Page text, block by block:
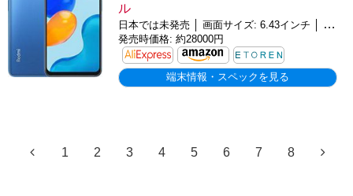
ル
日本では未発売 │ 画面サイズ: 6.43インチ │ バッテリー: 5000mAh │ OS: Android 13
発売時価格: 約28000円
端末情報・スペックを見る
1 2 3 4 5 6 7 8